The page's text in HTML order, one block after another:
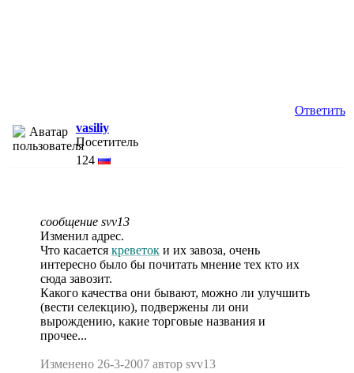
Ответить
vasiliy
Посетитель
124
сообщение svv13
Изменил адрес.
Что касается креветок и их завоза, очень
интересно было бы почитать мнение тех кто их
сюда завозит.
Какого качества они бывают, можно ли улучшить
(вести селекцию), подвержены ли они
вырождению, какие торговые названия и
прочее...
Изменено 26-3-2007 автор svv13